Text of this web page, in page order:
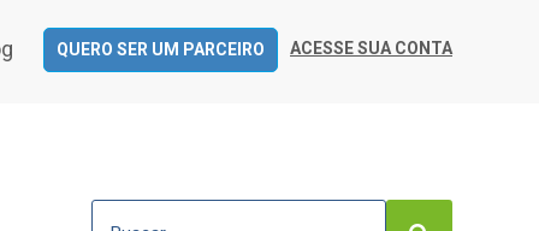
QUERO SER UM PARCEIRO ACESSE SUA CONTA